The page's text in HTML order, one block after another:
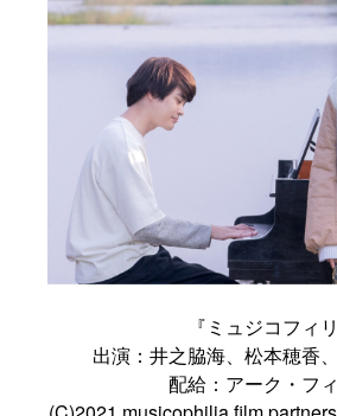
『ミュジコフィ
出演：井之脇海、松本穂香
配給：アーク・フ